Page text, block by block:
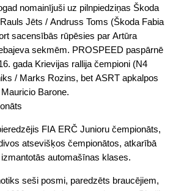
nomainījuši uz pilnpiedziņas Škoda
Jēts / Andruss Toms (Škoda Fabia
sacensībās rūpēsies par Artūra
sekmēm. PROSPEED paspārnē
gada Krievijas rallija čempioni (N4
/ Marks Rozins, bet ASRT apkalpos
Barone.
FIA ERČ Junioru čempionāts,
atsevišķos čempionātos, atkarībā
automašīnas klases.
seši posmi, paredzēts braucējiem,